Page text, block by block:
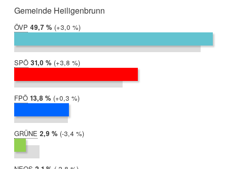
hier:
Gemeinde Heiligenbrunn
ÖVP 2019:
49,7 %
2014:
46,7 %
Differenz:
+3,0 %
SPÖ 2019:
31,0 %
2014:
27,2 %
Differenz:
+3,8 %
FPÖ 2019:
13,8 %
2014:
13,5 %
Differenz:
+0,3 %
GRÜNE 2019:
2,9 %
2014:
6,3 %
Differenz:
-3,4 %